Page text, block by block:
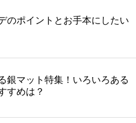
のポイントとお手本にしたい
銀マット特集！いろいろある
すめは？